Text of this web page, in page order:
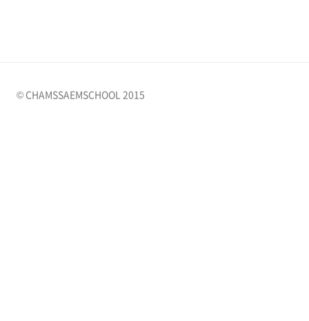
© CHAMSSAEMSCHOOL 2015